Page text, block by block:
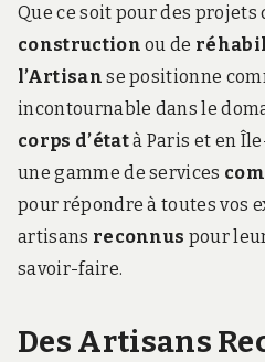
Que ce soit pour des projets
construction ou de
l’Artisan se positionne
incontournable dans le
corps d’étatà Paris et en
une gamme de services
pour répondre à toutes vos
artisans reconnus pour
savoir-faire.
Des Artisans